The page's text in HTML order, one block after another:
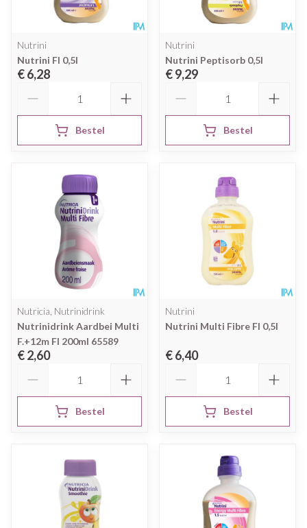
Nutrini
Nutrini Fl 0,5l
€ 6,28
Bestel
Nutrini
Nutrini Peptisorb 0,5l
€ 9,29
Bestel
Nutricia, Nutrinidrink
Nutrinidrink Aardbei Multi
F.+12m Fl 200ml 65589
€ 2,60
Bestel
Nutrini
Nutrini Multi Fibre Fl 0,5l
€ 6,40
Bestel